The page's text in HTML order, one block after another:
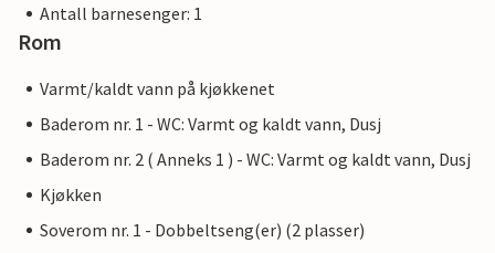
Antall barnesenger: 1
Rom
Varmt/kaldt vann på kjøkkenet
Baderom nr. 1 - WC: Varmt og kaldt vann, Dusj
Baderom nr. 2 ( Anneks 1 ) - WC: Varmt og kaldt vann, Dusj
Kjøkken
Soverom nr. 1 - Dobbeltseng(er) (2 plasser)